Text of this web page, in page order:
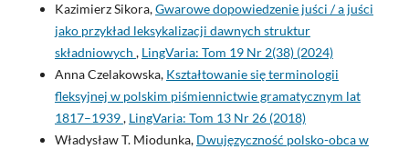
Kazimierz Sikora,Gwarowe dopowiedzenie juści / a juści
jako przykład leksykalizacji dawnych struktur
składniowych , LingVaria: Tom 19 Nr 2(38) (2024)
Anna Czelakowska, Kształtowanie się terminologii
fleksyjnej w polskim piśmiennictwie gramatycznym lat
1817–1939, LingVaria: Tom 13 Nr 26 (2018)
Władysław T. Miodunka, Dwujęzyczność polsko-obca w